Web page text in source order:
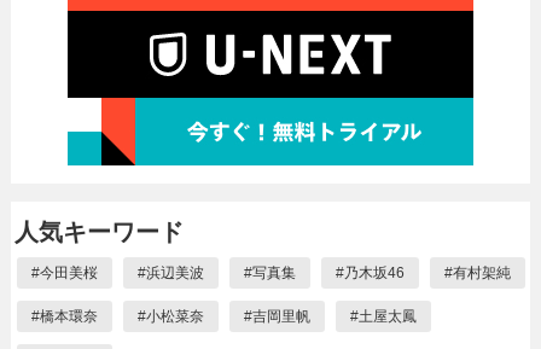
人気キーワード
#今田美桜 #浜辺美波 #写真集 #乃木坂46 #有村架純
#橋本環奈 #小松菜奈 #吉岡里帆 #土屋太鳳